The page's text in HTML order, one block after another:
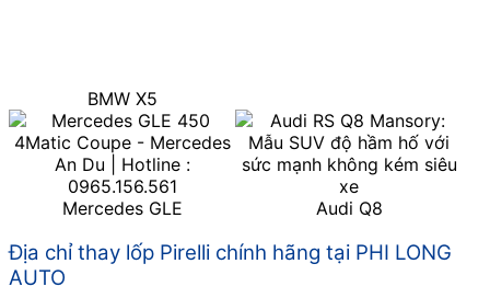
BMW X5
Mercedes GLE Audi Q8
Địa chỉ thay lốp Pirelli chính hãng tại PHI LONG
AUTO